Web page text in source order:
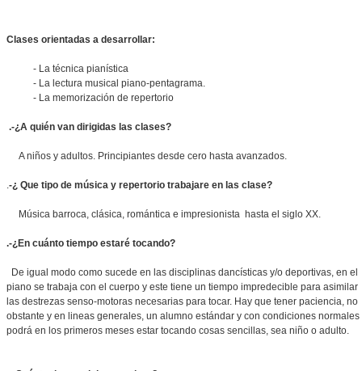
Clases orientadas a desarrollar:
- La técnica pianística
- La lectura musical piano-pentagrama.
- La memorización de repertorio
.-¿A quién van dirigidas las clases?
A niños y adultos. Principiantes desde cero hasta avanzados.
.-¿ Que tipo de música y repertorio trabajare en las clase?
Música barroca, clásica, romántica e impresionista hasta el siglo XX.
.-¿En cuánto tiempo estaré tocando?
De igual modo como sucede en las disciplinas dancísticas y/o deportivas, en el
piano se trabaja con el cuerpo y este tiene un tiempo impredecible para asimilar
las destrezas senso-motoras necesarias para tocar. Hay que tener paciencia, no
obstante y en lineas generales, un alumno estándar y con condiciones normales
podrá en los primeros meses estar tocando cosas sencillas, sea niño o adulto.